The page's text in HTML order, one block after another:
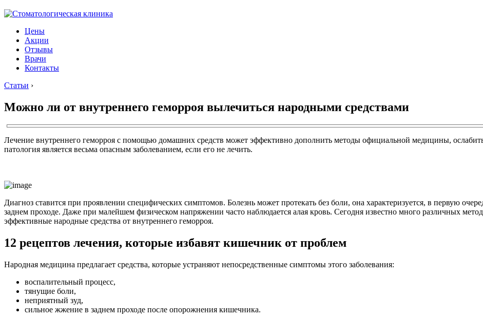
Цены
Акции
Отзывы
Врачи
Контакты
Статьи ›
Можно ли от внутреннего геморроя вылечиться народными средствами
Лечение внутреннего геморроя с помощью домашних средств может эффективно дополнить методы официальной медицины,
патология является весьма опасным заболеванием, если его не лечить.
Диагноз ставится при проявлении специфических симптомов. Болезнь может протекать без боли, она характеризуется, в первую
заднем проходе. Даже при малейшем физическом напряжении часто наблюдается алая кровь. Сегодня известно много различных
эффективные народные средства от внутреннего геморроя.
12 рецептов лечения, которые избавят кишечник от проблем
Народная медицина предлагает средства, которые устраняют непосредственные симптомы этого заболевания:
воспалительный процесс,
тянущие боли,
неприятный зуд,
сильное жжение в заднем проходе после опорожнения кишечника.